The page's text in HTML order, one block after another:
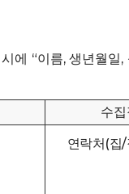
에 “이름, 생년월일,
수
연락처(집